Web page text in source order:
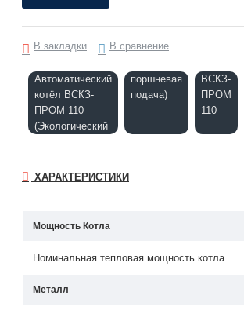
В закладки В сравнение
Автоматический
котёл ВСКЗ-
ПРОМ 110
(Экологический
поршневая
подача)
ВСКЗ-
ПРОМ
110
ХАРАКТЕРИСТИКИ
Мощность Котла
Номинальная тепловая мощность котла
Металл